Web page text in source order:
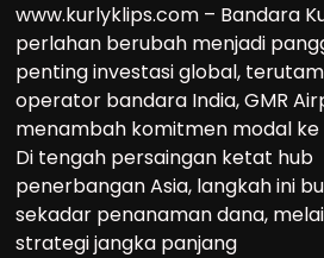
www.kurlyklips.com – Bandara
perlahan berubah menjadi
penting investasi global,
operator bandara India, GMR
menambah komitmen modal ke
Di tengah persaingan ketat hub
penerbangan Asia, langkah ini
sekadar penanaman dana,
strategi jangka panjang